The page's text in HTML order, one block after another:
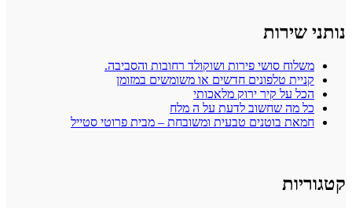
שירות
משלוח סושי פירות ושוקולד רחובות והסביבה.
קניית טלפונים חדשים או משומשים במזומן
הכל על קיר ירוק מלאכותי
כל מה שחשוב לדעת על ה מלח
חמאת בוטנים טבעית ומשובחת – מבית פרוטי סטייל